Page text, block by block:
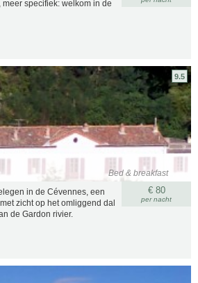
specifiek: welkom in de
Bed & breakfast
9.5
€ 80
per nacht
in de Cévennes, een
zicht op het omliggend dal
de Gardon rivier.